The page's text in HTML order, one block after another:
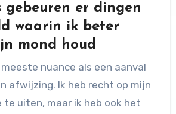
gebeuren er dingen
waarin ik beter
mond houd
nuance als een aanval
afwijzing. Ik heb recht op mijn
te uiten, maar ik heb ook het